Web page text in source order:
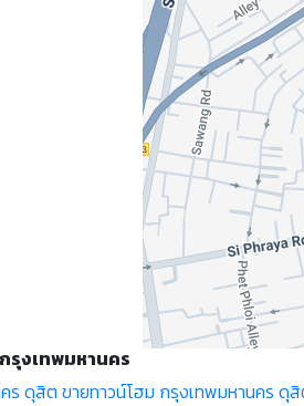
รุงเทพมหานคร
ร ดุสิต ขายทาวน์โฮม กรุงเทพมหานคร ดุ